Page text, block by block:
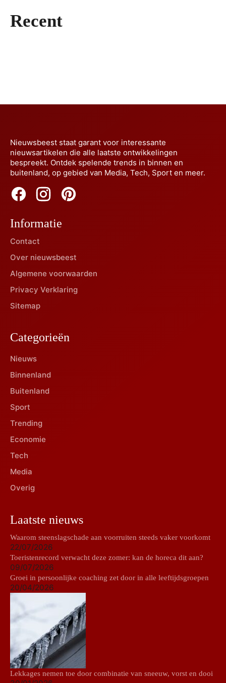
Recent
woning in Noorwegen
07/08/2026
sfeerscène
Meer omzet uit Google Ads in 2026
Nieuwsbeest staat garant voor interessante
nieuwsartikelen die alle laatste ontwikkelingen
bespreekt. Ontdek spelende trends in binnen en
buitenland, op gebied van Media, Tech, Sport en meer.
Informatie
Contact
Over nieuwsbeest
Algemene voorwaarden
Privacy Verklaring
Sitemap
Categorieën
Nieuws
Binnenland
Buitenland
Sport
Trending
Economie
Tech
Media
Overig
Laatste nieuws
Waarom steenslagschade aan voorruiten steeds vaker voorkomt
22/07/2026
Toeristenrecord verwacht deze zomer: kan de horeca dit aan?
09/07/2026
Groei in persoonlijke coaching zet door in alle leeftijdsgroepen
20/04/2026
Lekkages nemen toe door combinatie van sneeuw, vorst en dooi